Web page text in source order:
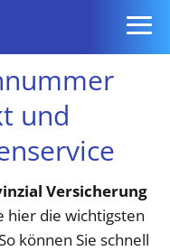
und
Versicherung
hier die wichtigsten
können Sie schnell